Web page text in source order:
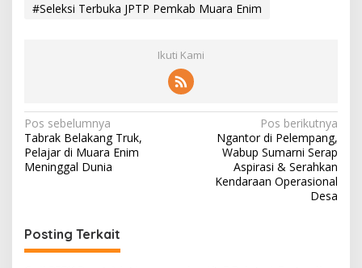
#Seleksi Terbuka JPTP Pemkab Muara Enim
Ikuti Kami
N
a
v
a
Pos sebelumnya
Tabrak Belakang Truk,
Pelajar di Muara Enim
Meninggal Dunia
Pos berikutnya
Ngantor di Pelempang,
Wabup Sumarni Serap
Aspirasi & Serahkan
Kendaraan Operasional
Desa
Posting Terkait